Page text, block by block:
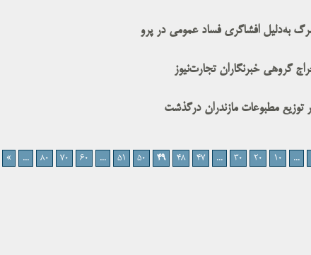
به‌دلیل افشاگری فساد عمومی در پرو
گروهی خبرنگاران تجارت‌نیوز
توزیع مطبوعات مازندران درگذشت
...
10
20
30
...
47
48
49
50
51
...
60
70
80
...
»